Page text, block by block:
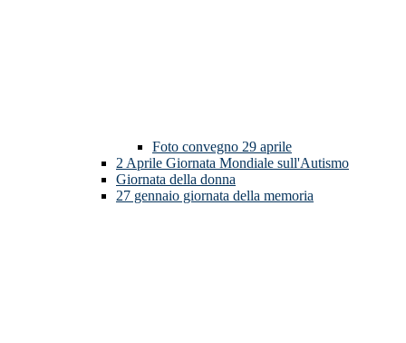
Foto convegno 29 aprile
2 Aprile Giornata Mondiale sull'Autismo
Giornata della donna
27 gennaio giornata della memoria